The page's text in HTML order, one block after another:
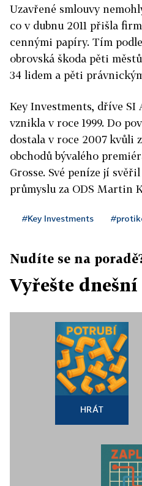
Uzavřené smlouvy
co v dubnu 2011 přišla
cennými papíry. Tím
obrovská škoda pěti
34 lidem a pěti
Key Investments, dříve SI
vznikla v roce 1999. Do
dostala v roce 2007 kvůli
obchodů bývalého
Grosse. Své peníze jí
průmyslu za ODS Martin
#Key Investments
Nudíte se na
Vyřešte
HRÁT